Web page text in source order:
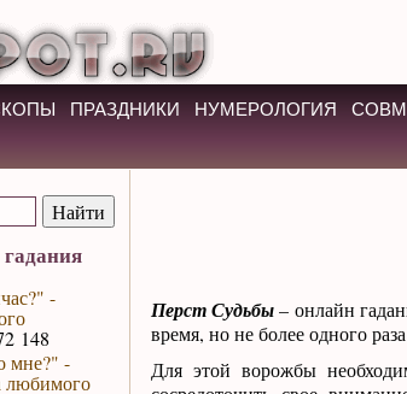
ПРАЗДНИКИ НУМЕРОЛОГИЯ
-
148
мне?" -
любимого
Перст Судьбы– онлайн
время, но не более одного
Для этой ворожбы